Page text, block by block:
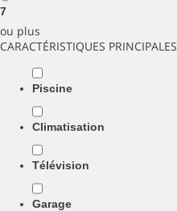
7
ou plus
CARACTÉRISTIQUES PRINCIPALES
Piscine
Climatisation
Télévision
Garage